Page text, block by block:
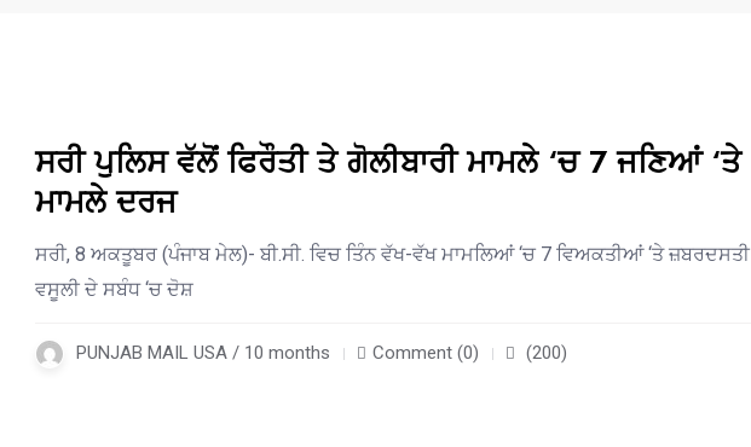
ਸਰੀ ਪੁਲਿਸ ਵੱਲੋਂ ਫਿਰੌਤੀ ਤੇ ਗੋਲੀਬਾਰੀ ਮਾਮਲੇ ‘ਚ 7 ਜਣਿਆਂ ‘ਤੇ
ਮਾਮਲੇ ਦਰਜ
ਸਰੀ, 8 ਅਕਤੂਬਰ (ਪੰਜਾਬ ਮੇਲ)- ਬੀ.ਸੀ. ਵਿਚ ਤਿੰਨ ਵੱਖ-ਵੱਖ ਮਾਮਲਿਆਂ ‘ਚ 7 ਵਿਅਕਤੀਆਂ ‘ਤੇ ਜ਼ਬਰਦਸਤੀ
ਵਸੂਲੀ ਦੇ ਸਬੰਧ ‘ਚ ਦੋਸ਼
PUNJAB MAIL USA / 10 months Comment (0) (200)